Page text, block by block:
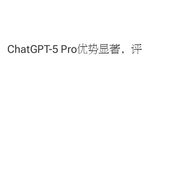
5 Pro优势显著，评